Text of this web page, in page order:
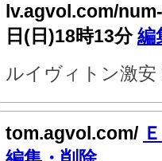
lv.agvol.com/
日(日)18時13分編
ルイヴィトン激安
tom.agvol.com/